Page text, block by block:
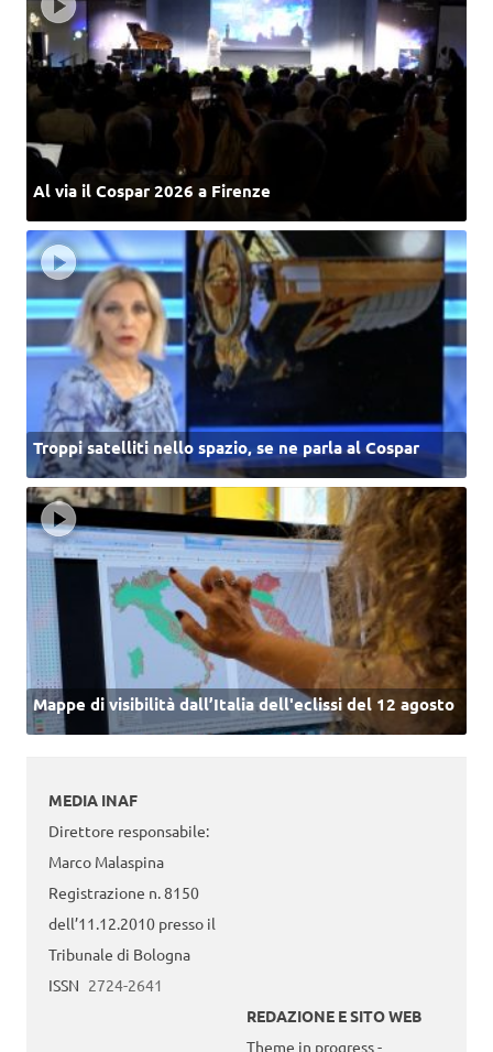
Al via il Cospar 2026 a Firenze
Troppi satelliti nello spazio, se ne parla al Cospar
Mappe di visibilità dall’Italia dell'eclissi del 12 agosto
MEDIA INAF
Direttore responsabile:
Marco Malaspina
Registrazione n. 8150
dell’11.12.2010 presso il
Tribunale di Bologna
ISSN 2724-2641
REDAZIONE E SITO WEB
Theme in progress -